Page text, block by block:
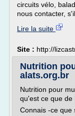
circuits vélo,
nous contacter, s'il
Lire la suite
Site : http://
Nutrition
alats.org.br
Nutrition pour
qu'est ce que de
Connais -ce que